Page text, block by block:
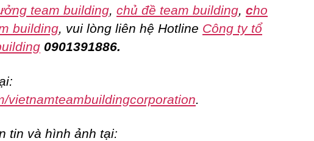
team building, chủ đề team building, cho
building, vui lòng liên hệ Hotline Công ty tổ
0901391886.
vietnamteambuildingcorporation
tin và hình ảnh tại: